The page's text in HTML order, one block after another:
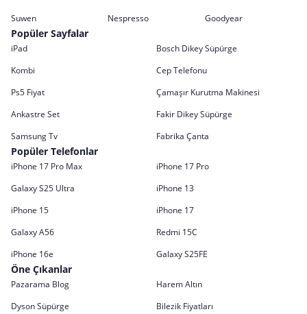
Suwen
Nespresso Goodyear
Popüler Sayfalar
iPad
Bosch Dikey Süpürge
Kombi
Cep Telefonu
Ps5 Fiyat
Çamaşır Kurutma Makinesi
Ankastre Set
Fakir Dikey Süpürge
Samsung Tv
Fabrika Çanta
Popüler Telefonlar
iPhone 17 Pro Max
iPhone 17 Pro
Galaxy S25 Ultra
iPhone 13
iPhone 15
iPhone 17
Galaxy A56
Redmi 15C
iPhone 16e
Galaxy S25FE
Öne Çıkanlar
Pazarama Blog
Harem Altın
Dyson Süpürge
Bilezik Fiyatları